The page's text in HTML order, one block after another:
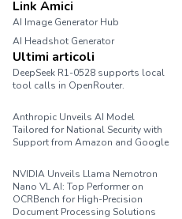
Link Amici
AI Image Generator Hub
AI Headshot Generator
Ultimi articoli
DeepSeek R1-0528 supports local
tool calls in OpenRouter.
Anthropic Unveils AI Model
Tailored for National Security with
Support from Amazon and Google
NVIDIA Unveils Llama Nemotron
Nano VL AI: Top Performer on
OCRBench for High-Precision
Document Processing Solutions